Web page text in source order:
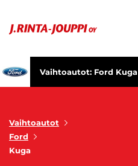
Vaihtoautot: Ford Kuga
Vaihtoautot
Ford
Kuga